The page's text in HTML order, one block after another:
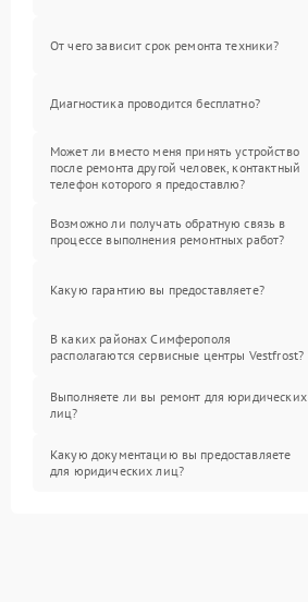
От чего зависит срок ремонта техники?
Диагностика проводится бесплатно?
Может ли вместо меня принять устройство
после ремонта другой человек, контактный
телефон которого я предоставлю?
Возможно ли получать обратную связь в
процессе выполнения ремонтных работ?
Какую гарантию вы предоставляете?
В каких районах Симферополя
располагаются сервисные центры Vestfrost?
Выполняете ли вы ремонт для юридических
лиц?
Какую документацию вы предоставляете
для юридических лиц?